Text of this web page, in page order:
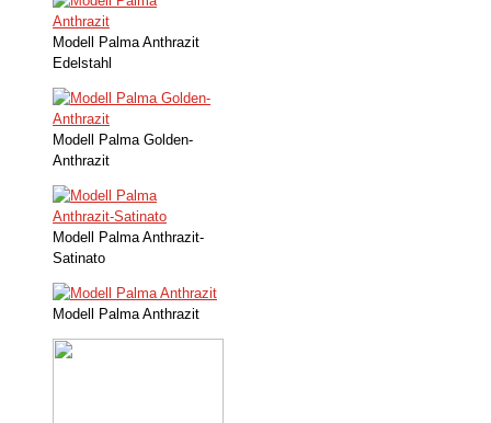
Modell Palma Anthrazit
Edelstahl
Modell Palma Golden-
Anthrazit
Modell Palma Anthrazit-
Satinato
Modell Palma Anthrazit